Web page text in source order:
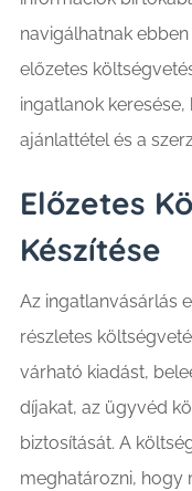
navigálhatnak
előzetes
ingatlanok
ajánlattétel és a
Előzetes
Készítése
Az ingatlanvásárlás
részletes
várható kiadást,
díjakat, az ügyvéd
biztosítását. A
meghatározni, hogy